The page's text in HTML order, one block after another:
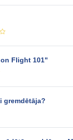
Flight 101"
gremdētāja?